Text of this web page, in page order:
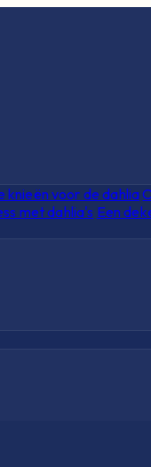
knieën voor de dahlia
met dahlia's Een